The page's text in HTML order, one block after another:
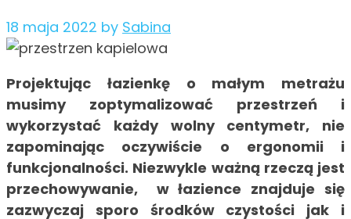
18 maja 2022 by Sabina
Projektując łazienkę o małym metrażu
musimy zoptymalizować przestrzeń i
wykorzystać każdy wolny centymetr, nie
zapominając oczywiście o ergonomii i
funkcjonalności. Niezwykle ważną rzeczą jest
przechowywanie, w łazience znajduje się
zazwyczaj sporo środków czystości jak i